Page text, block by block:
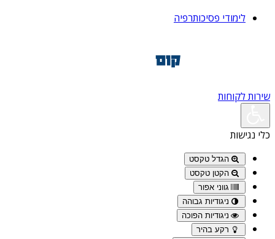
לימודי פסיכותרפיה
שירות לקוחות
כלי נגישות
הגדל טקסט
הקטן טקסט
גווני אפור
ניגודיות גבוהה
ניגודיות הפוכה
רקע בהיר